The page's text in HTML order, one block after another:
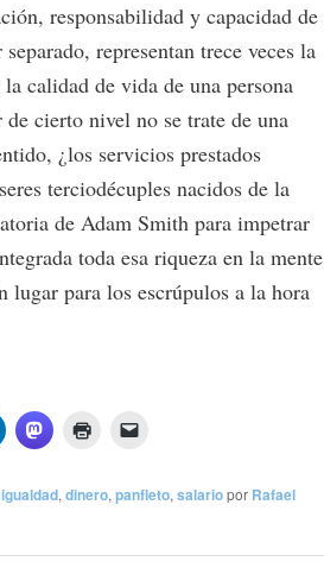
responsabilidad y capacidad de
representan trece veces la
calidad de vida de una persona
cierto nivel no se trate de una
¿los servicios prestados
terciodécuples nacidos de la
de Adam Smith para impetrar
toda esa riqueza en la mente
lugar para los escrúpulos a la hora
, dinero, panfleto, salariopor Rafael